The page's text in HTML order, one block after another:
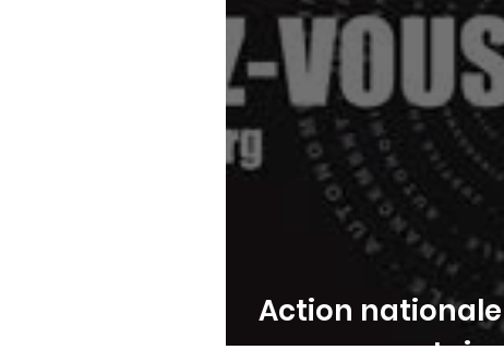
Action nationale